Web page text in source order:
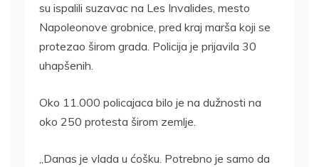
su ispalili suzavac na Les Invalides, mesto
Napoleonove grobnice, pred kraj marša koji se
protezao širom grada. Policija je prijavila 30
uhapšenih.
Oko 11.000 policajaca bilo je na dužnosti na
oko 250 protesta širom zemlje.
„Danas je vlada u ćošku. Potrebno je samo da